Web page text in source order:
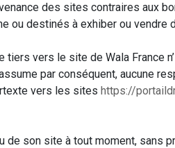
des sites contraires aux
ou destinés à exhiber ou
tiers vers le site de Wala France
par conséquent, aucune
vers les sites https://
son site à tout moment, sans